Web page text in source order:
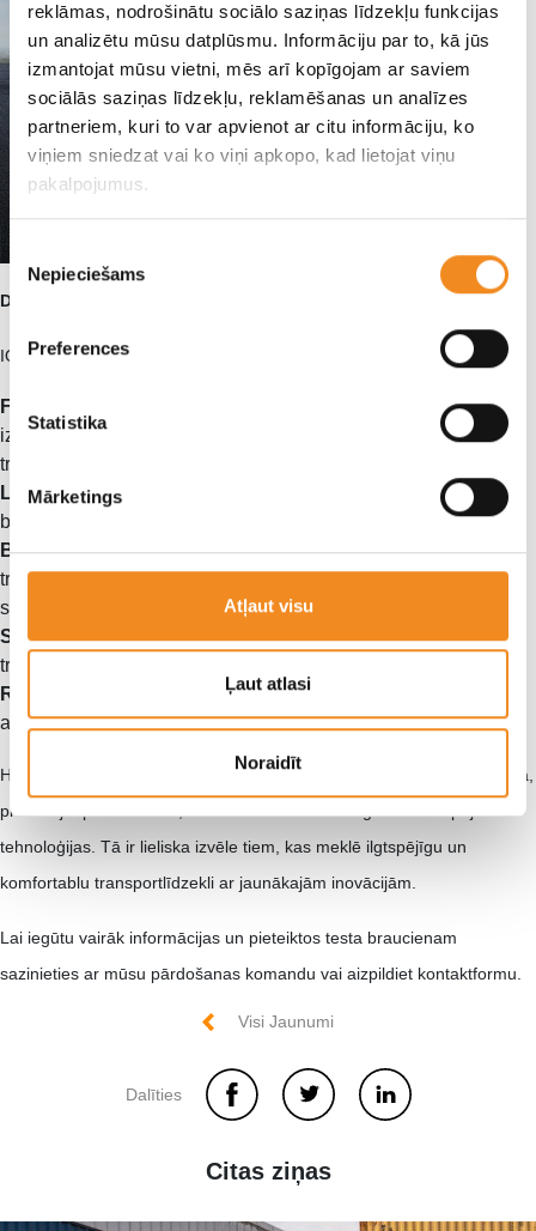
reklāmas, nodrošinātu sociālo saziņas līdzekļu funkcijas
un analizētu mūsu datplūsmu. Informāciju par to, kā jūs
izmantojat mūsu vietni, mēs arī kopīgojam ar saviem
sociālās saziņas līdzekļu, reklamēšanas un analīzes
partneriem, kuri to var apvienot ar citu informāciju, ko
viņiem sniedzat vai ko viņi apkopo, kad lietojat viņu
pakalpojumus.
izvēle
Nepieciešams
Preferences
Statistika
Mārketings
Atļaut visu
Ļaut atlasi
Noraidīt
Drošība un palīgsistēmas
IONIQ 9 ir aprīkots ar jaunākajām vadītāja palīgsistēmām, tostarp:​
Forward Collision-Avoidance Assist 2 (FCA)
: palīdz
izvairīties no sadursmēm ar priekšā esošiem
transportlīdzekļiem vai gājējiem.​
Lane Keeping Assist (LKA)
: palīdz uzturēt automobili savā
braukšanas joslā.​
Blind-Spot Collision-Avoidance Assist (BCA): brīdina par
transportlīdzekļiem aklajā zonā un palīdz izvairīties no
sadursmēm joslu maiņas laikā.​
Safe Exit Warning (SEW): brīdina pasažierus par tuvojošiem
transportlīdzekļiem, atverot durvis.​
Rear Occupant Alert
: atgādina vadītājam pārbaudīt
aizmugurējos sēdekļus pirms izkāpšanas. ​
Hyundai IONIQ 9 ir iespaidīgs papildinājums elektrisko SUV segmentā,
piedāvājot plašu salonu, modernu dizainu un augstas veiktspējas
tehnoloģijas. Tā ir lieliska izvēle tiem, kas meklē ilgtspējīgu un
komfortablu transportlīdzekli ar jaunākajām inovācijām.​
Lai iegūtu vairāk informācijas un pieteiktos testa braucienam
sazinieties ar mūsu pārdošanas komandu vai aizpildiet kontaktformu.
Visi Jaunumi
Dalīties
Citas ziņas